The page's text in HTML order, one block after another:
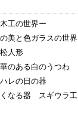
工の世界ー
美と色ガラスの世界
人形
のある白のうつわ
レの日の器
なる器 スギウラ工